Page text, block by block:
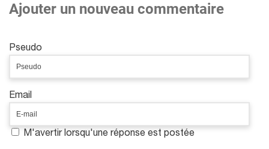
Ajouter un nouveau commentaire
Pseudo
Email
M'avertir lorsqu'une réponse est postée